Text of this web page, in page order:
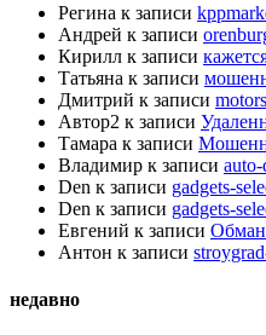
Регина к записи
Андрей к записи
Кирилл к записи
Татьяна к записи
Дмитрий к записи
Автор2 к записи
Тамара к записи
Владимир к записи
Den к записи gadgets-
Den к записи gadgets-
Евгений к записи Обман
Антон к записи
недавно